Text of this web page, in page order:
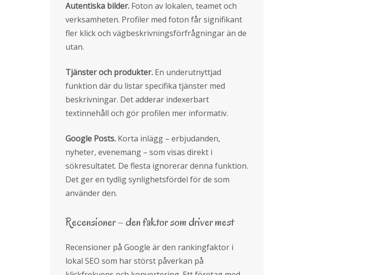
Autentiska bilder. Foton av lokalen, teamet och
verksamheten. Profiler med foton får signifikant
fler klick och vägbeskrivningsförfrågningar än de
utan.
Tjänster och produkter. En underutnyttjad
funktion där du listar specifika tjänster med
beskrivningar. Det adderar indexerbart
textinnehåll och gör profilen mer informativ.
Google Posts. Korta inlägg – erbjudanden,
nyheter, evenemang – som visas direkt i
sökresultatet. De flesta ignorerar denna funktion.
Det ger en tydlig synlighetsfördel för de som
använder den.
Recensioner – den faktor som driver mest
Recensioner på Google är den rankingfaktor i
lokal SEO som har störst påverkan på